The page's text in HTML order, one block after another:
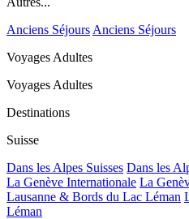
Anciens Séjours Anciens Séjours
Voyages Adultes
Voyages Adultes
Destinations
Suisse
Dans les Alpes Suisses Dans les
La Genève Internationale La
Lausanne & Bords du Lac Léman
Léman